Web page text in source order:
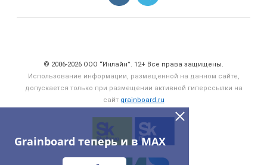
Grainboard теперь и в MAX
© 2006‑2026 ООО “Инлайн”. 12+ Все права защищены.
Использование информации, размещенной на данном сайте,
допускается только при размещении активной гиперссылки на
сайт grainboard.ru